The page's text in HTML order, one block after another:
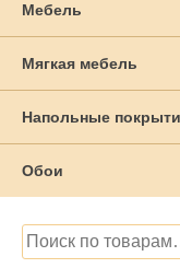
Мебель
Мягкая мебель
Напольные
Обои
Искать: